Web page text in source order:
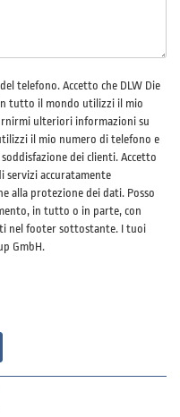
telefono. Accetto che DLW Die
tutto il mondo utilizzi il mio
ulteriori informazioni su
il mio numero di telefono e
dei clienti. Accetto
servizi accuratamente
alla protezione dei dati. Posso
in tutto o in parte, con
nel footer sottostante. I tuoi
GmbH.